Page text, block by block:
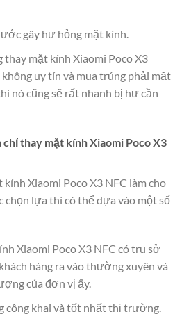
gây hư hỏng mặt kính.
thay mặt kính Xiaomi Poco X3
uy tín và mua trúng phải mặt
nó cũng sẽ rất nhanh bị hư cần
chỉ thay mặt kính Xiaomi Poco X3
Xiaomi Poco X3 NFC làm cho
chọn lựa thì có thể dựa vào một số
Xiaomi Poco X3 NFC có trụ sở
hàng ra vào thường xuyên và
của đơn vị ấy.
công khai và tốt nhất thị trường.